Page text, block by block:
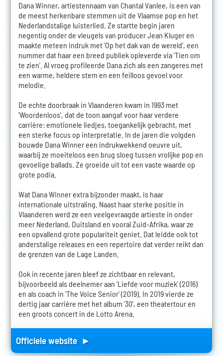
Dana Winner, artiestennaam van Chantal Vanlee, is een van
de meest herkenbare stemmen uit de Vlaamse pop en het
Nederlandstalige luisterlied. Ze startte begin jaren
negentig onder de vleugels van producer Jean Kluger en
maakte meteen indruk met 'Op het dak van de wereld', een
nummer dat haar een breed publiek opleverde via 'Tien om
te zien'. Al vroeg profileerde Dana zich als een zangeres met
een warme, heldere stem en een feilloos gevoel voor
melodie.
De echte doorbraak in Vlaanderen kwam in 1993 met
'Woordenloos', dat de toon aangaf voor haar verdere
carrière: emotionele liedjes, toegankelijk gebracht, met
een sterke focus op interpretatie. In de jaren die volgden
bouwde Dana Winner een indrukwekkend oeuvre uit,
waarbij ze moeiteloos een brug sloeg tussen vrolijke pop en
gevoelige ballads. Ze groeide uit tot een vaste waarde op
grote podia.
Wat Dana Winner extra bijzonder maakt, is haar
internationale uitstraling. Naast haar sterke positie in
Vlaanderen werd ze een veelgevraagde artieste in onder
meer Nederland, Duitsland en vooral Zuid-Afrika, waar ze
een opvallend grote populariteit geniet. Dat leidde ook tot
anderstalige releases en een repertoire dat verder reikt dan
de grenzen van de Lage Landen.
Ook in recente jaren bleef ze zichtbaar en relevant,
bijvoorbeeld als deelnemer aan 'Liefde voor muziek' (2016)
en als coach in 'The Voice Senior' (2019). In 2019 vierde ze
dertig jaar carrière met het album '30', een theatertour en
een groots concert in de Lotto Arena.
Officiele website ►